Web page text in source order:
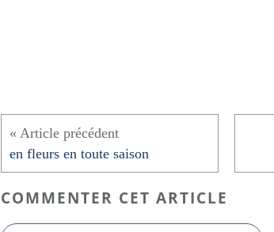
en fleurs en toute saison
COMMENTER CET ARTICLE